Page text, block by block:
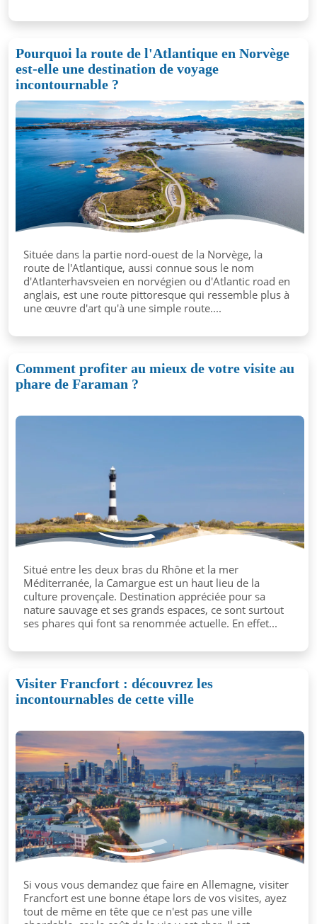
Pourquoi la route de l'Atlantique en Norvège
est-elle une destination de voyage
incontournable ?
Située dans la partie nord-ouest de la Norvège, la
route de l'Atlantique, aussi connue sous le nom
d'Atlanterhavsveien en norvégien ou d'Atlantic road en
anglais, est une route pittoresque qui ressemble plus à
une œuvre d'art qu'à une simple route....
Comment profiter au mieux de votre visite au
phare de Faraman ?
Situé entre les deux bras du Rhône et la mer
Méditerranée, la Camargue est un haut lieu de la
culture provençale. Destination appréciée pour sa
nature sauvage et ses grands espaces, ce sont surtout
ses phares qui font sa renommée actuelle. En effet...
Visiter Francfort : découvrez les
incontournables de cette ville
Si vous vous demandez que faire en Allemagne, visiter
Francfort est une bonne étape lors de vos visites, ayez
tout de même en tête que ce n'est pas une ville